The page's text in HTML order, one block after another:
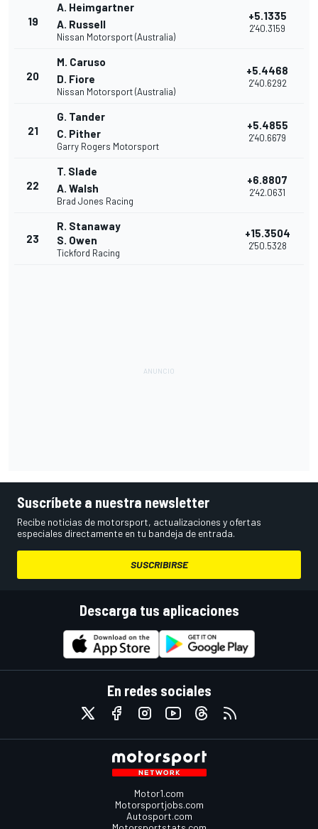
19
A. Heimgartner
A. Russell
Nissan Motorsport (Australia)
+5.1335
2'40.3159
20
M. Caruso
D. Fiore
Nissan Motorsport (Australia)
+5.4468
2'40.6292
21
G. Tander
C. Pither
Garry Rogers Motorsport
+5.4855
2'40.6679
22
T. Slade
A. Walsh
Brad Jones Racing
+6.8807
2'42.0631
23
R. Stanaway
S. Owen
Tickford Racing
+15.3504
2'50.5328
Suscríbete a nuestra newsletter
Recibe noticias de motorsport, actualizaciones y ofertas
especiales directamente en tu bandeja de entrada.
SUSCRIBIRSE
Descarga tus aplicaciones
En redes sociales
Motor1.com
Motorsportjobs.com
Autosport.com